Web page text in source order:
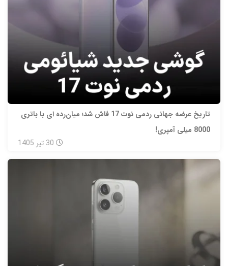
تاریخ عرضه جهانی ردمی نوت 17 فاش شد؛ میان‌رده‌ ای با باتری
8000 میلی‌ آمپری!
30 تیر 1405